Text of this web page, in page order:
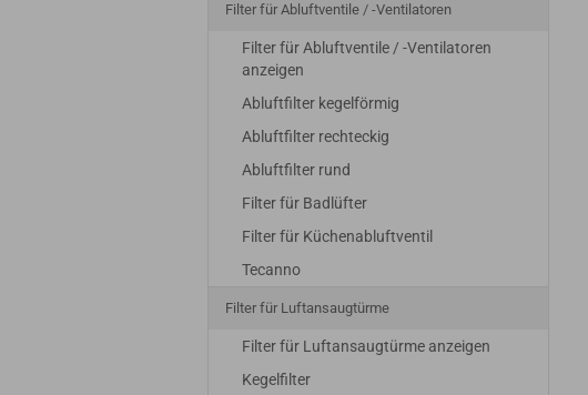
Filter für Abluftventile / -Ventilatoren
Filter für Abluftventile / -Ventilatoren
anzeigen
Abluftfilter kegelförmig
Abluftfilter rechteckig
Abluftfilter rund
Filter für Badlüfter
Filter für Küchenabluftventil
Tecanno
Filter für Luftansaugtürme
Filter für Luftansaugtürme anzeigen
Kegelfilter